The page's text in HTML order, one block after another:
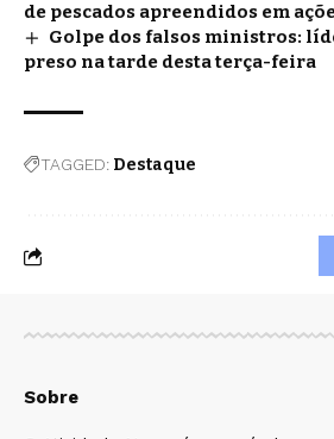
de pescados apreendidos em
Golpe dos falsos ministros:
preso na tarde desta terça-feira
TAGGED: Destaque
Sobre